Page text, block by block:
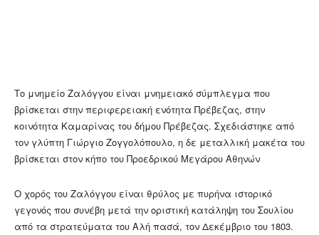
Το μνημείο Ζαλόγγου είναι μνημειακό σύμπλεγμα που
βρίσκεται στην περιφερειακή ενότητα Πρέβεζας, στην
κοινότητα Καμαρίνας του δήμου Πρέβεζας. Σχεδιάστηκε από
τον γλύπτη Γιώργιο Ζογγολόπουλο, η δε μεταλλική μακέτα του
βρίσκεται στον κήπο του Προεδρικού Μεγάρου Αθηνών
Ο χορός του Ζαλόγγου είναι θρύλος με πυρήνα ιστορικό
γεγονός που συνέβη μετά την οριστική κατάληψη του Σουλίου
από τα στρατεύματα του Αλή πασά, τον Δεκέμβριο του 1803.